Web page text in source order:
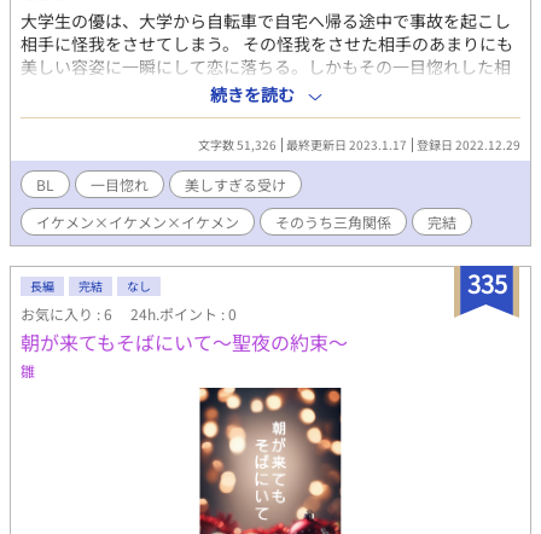
大学生の優は、大学から自転車で自宅へ帰る途中で事故を起こし
相手に怪我をさせてしまう。 その怪我をさせた相手のあまりにも
美しい容姿に一瞬にして恋に落ちる。しかもその一目惚れした相
手は優にとっては想定外で、自分と同じ「男」だった。 病院に同
行した優の前に現れたのは、その男の恋人。連絡を受けていち早
く駆けつけてきた被害者の恋人は、これまたなんと「男」だった
のだ！まさかの同性カップル！？ 被害者を好きになり過ぎて同じ
会社に入社しようと目論み、なりふり構わず就職活動を開始した
優は見事に入社を果たす。 恋する男を追いかけて入社して知った
のは、恋のライバルとなる相手がなんと同じ会社の副社長だった
のだ！！
続きを読む
文字数 51,326 最終更新日 2023.1.17 登録日 2022.12.29
BL 一目惚れ
美しすぎる受け
イケメン×イケメン×イケメン
そのうち三角関係 完結
335
長編 完結 なし
お気に入り : 6 24h.ポイント : 0
朝が来てもそばにいて〜聖夜の約束〜
雛